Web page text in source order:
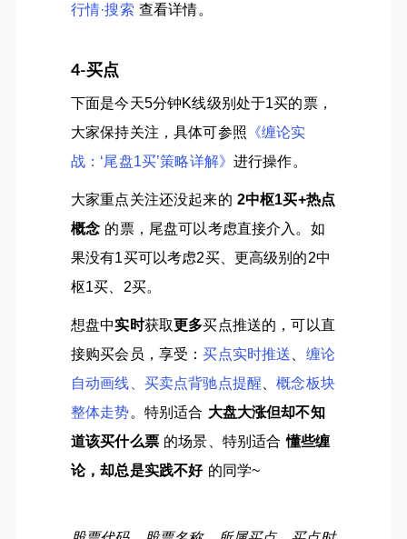
行情·搜索 查看详情。
4-买点
下面是今天5分钟K线级别处于1买的票，
大家保持关注，具体可参照 《缠论实
战：‘尾盘1买’策略详解》进行操作。
大家重点关注还没起来的 2中枢1买+热点
概念 的票，尾盘可以考虑直接介入。如
果没有1买可以考虑2买、更高级别的2中
枢1买、2买。
想盘中实时获取更多买点推送的，可以直
接购买会员，享受：买点实时推送
缠论
自动画线、买卖点背驰点提醒 、概念板块
整体走势。特别适合 大盘大涨但却不知
道该买什么票的场景、特别适合懂些缠
论，却总是实践不好的同学~